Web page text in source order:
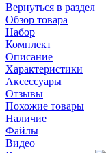
Вернуться в раздел
Обзор товара
Набор
Комплект
Описание
Характеристики
Аксессуары
Отзывы
Похожие товары
Наличие
Файлы
Видео